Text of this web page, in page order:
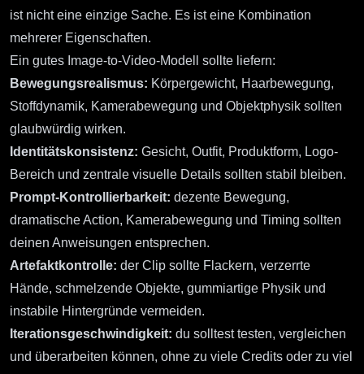
ist nicht eine einzige Sache. Es ist eine Kombination
mehrerer Eigenschaften.
Ein gutes Image-to-Video-Modell sollte liefern:
Bewegungsrealismus: Körpergewicht, Haarbewegung,
Stoffdynamik, Kamerabewegung und Objektphysik sollten
glaubwürdig wirken.
Identitätskonsistenz: Gesicht, Outfit, Produktform, Logo-
Bereich und zentrale visuelle Details sollten stabil bleiben.
Prompt-Kontrollierbarkeit: dezente Bewegung,
dramatische Action, Kamerabewegung und Timing sollten
deinen Anweisungen entsprechen.
Artefaktkontrolle: der Clip sollte Flackern, verzerrte
Hände, schmelzende Objekte, gummiartige Physik und
instabile Hintergründe vermeiden.
Iterationsgeschwindigkeit: du solltest testen, vergleichen
und überarbeiten können, ohne zu viele Credits oder zu viel